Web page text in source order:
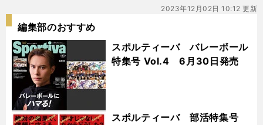
2023年12月02日 10:12 更新
編集部のおすすめ
スポルティーバ バレーボール
特集号 Vol.4 6月30日発売
スポルティーバ 部活特集号